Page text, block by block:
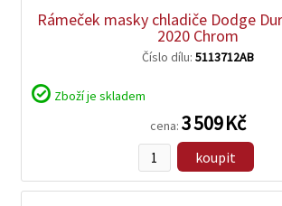
Rámeček masky chladiče Dodge
2020 Chrom
cena: 3 509 Kč
Číslo dílu: 5113712AB
koupit
Zboží je skladem